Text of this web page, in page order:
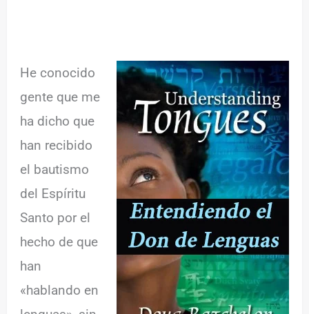
He conocido
gente que me
ha dicho que
han recibido
el bautismo
del Espíritu
Santo por el
hecho de que
han
«hablando en